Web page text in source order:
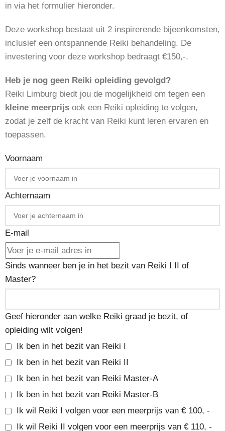
in via het formulier hieronder.
Deze workshop bestaat uit 2 inspirerende bijeenkomsten,
inclusief een ontspannende Reiki behandeling. De
investering voor deze workshop bedraagt €150,-.
Heb je nog geen Reiki opleiding gevolgd?
Reiki Limburg biedt jou de mogelijkheid om tegen een
kleine meerprijs ook een Reiki opleiding te volgen,
zodat je zelf de kracht van Reiki kunt leren ervaren en
toepassen.
Voornaam
Achternaam
E-mail
Sinds wanneer ben je in het bezit van Reiki I II of
Master?
Geef hieronder aan welke Reiki graad je bezit, of
opleiding wilt volgen!
Ik ben in het bezit van Reiki I
Ik ben in het bezit van Reiki II
Ik ben in het bezit van Reiki Master-A
Ik ben in het bezit van Reiki Master-B
Ik wil Reiki I volgen voor een meerprijs van € 100, -
Ik wil Reiki II volgen voor een meerprijs van € 110, -